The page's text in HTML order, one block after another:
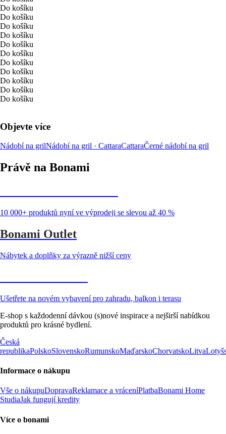
Do košíku
Do košíku
Do košíku
Do košíku
Do košíku
Do košíku
Do košíku
Do košíku
Do košíku
Do košíku
Do košíku
Objevte více
Nádobí na grilNádobí na gril · CattaraCattaraČerné nádobí na gril
Právě na Bonami
10 000+ produktů nyní ve výprodeji se slevou až 40 %
Bonami Outlet
Nábytek a doplňky za výrazně nižší ceny
Ušetřete na novém vybavení pro zahradu, balkon i terasu
E-shop s každodenní dávkou (s)nové inspirace a nejširší nabídkou
produktů pro krásné bydlení.
Česká
republikaPolskoSlovenskoRumunskoMaďarskoChorvatskoLitva
Informace o nákupu
Vše o nákupuDopravaReklamace a vráceníPlatbaBonami Home
StudiaJak fungují kredity
Více o bonami